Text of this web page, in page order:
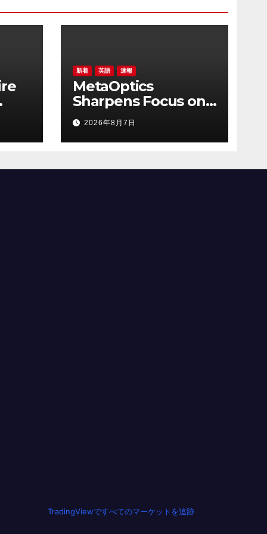
新着 英語 速報
MetaOptics
Sharpens Focus on
Metalens
Commercialisation;
Withdraws Nasdaq
2026年8月7日
TradingViewですべてのマーケットを追跡